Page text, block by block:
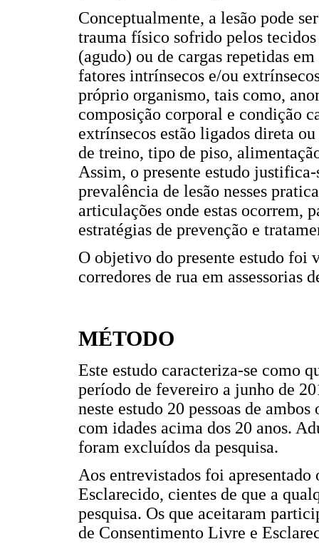
Conceptualmente, a lesão pode
trauma físico sofrido pelos
(agudo) ou de cargas repetidas
fatores intrínsecos e/ou
próprio organismo, tais como,
composição corporal e condição
extrínsecos estão ligados direta
de treino, tipo de piso,
Assim, o presente estudo
prevalência de lesão nesses
articulações onde estas ocorrem,
estratégias de prevenção e
O objetivo do presente estudo foi
corredores de rua em assessorias
MÉTODO
Este estudo caracteriza-se como
período de fevereiro a junho de
neste estudo 20 pessoas de
com idades acima dos 20 anos.
foram excluídos da pesquisa.
Aos entrevistados foi
Esclarecido, cientes de que a
pesquisa. Os que aceitaram
de Consentimento Livre e